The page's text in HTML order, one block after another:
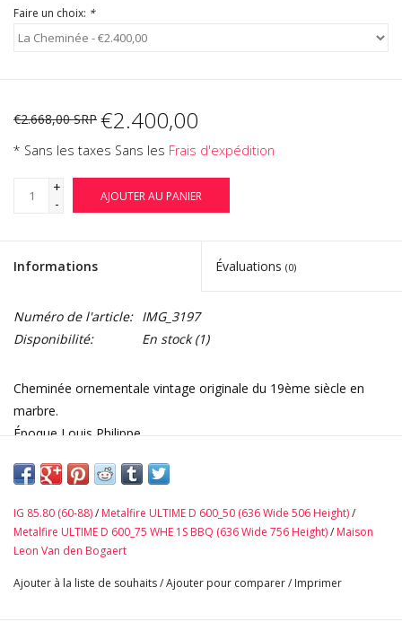
Faire un choix: *
€2.668,00 SRP €2.400,00
* Sans les taxes Sans les Frais d'expédition
+
-
AJOUTER AU PANIER
Informations Évaluations (0)
Numéro de l'article: IMG_3197
Disponibilité:
En stock(1)
Cheminée ornementale vintage originale du 19ème siècle en
marbre.
Époque Louis Philippe.
Dimensions :
100 cm Hauteur Extérieure 39,37 Pouces
77 cm Largeur Intérieure 30, 31 Pouces
35 cm Profondeur Tablette 13,77 Pouces83 Kg
IG 85.80 (60-88)/ Metalfire ULTIME D 600_50 (636 Wide 506 Height)/
Metalfire ULTIME D 600_75 WHE 1S BBQ (636 Wide 756 Height)/ Maison
Leon Van den Bogaert
Ajouter à la liste de souhaits/Ajouter pour comparer/ Imprimer